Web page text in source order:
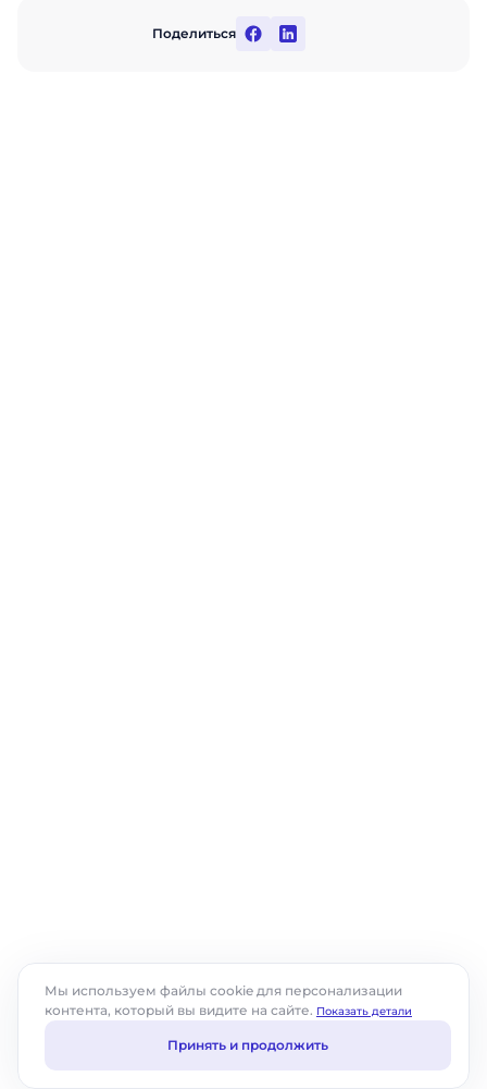
Поделиться
повысить скорость и сократить
затраты
Особенности автоматизации доставки продукции Цели
Мы используем файлы cookie для персонализации
контента, который вы видите на сайте. Показать детали
Принять и продолжить